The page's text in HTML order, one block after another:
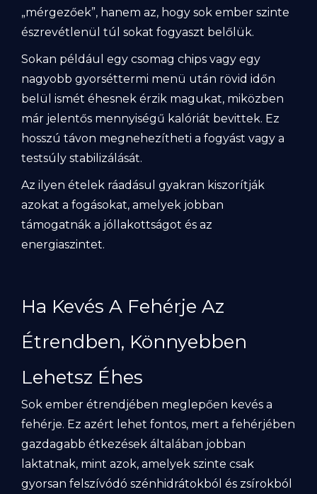
„mérgezőek”, hanem az, hogy sok ember szinte
észrevétlenül túl sokat fogyaszt belőlük.
Sokan például egy csomag chips vagy egy
nagyobb gyorséttermi menü után rövid időn
belül ismét éhesnek érzik magukat, miközben
már jelentős mennyiségű kalóriát bevittek. Ez
hosszú távon megnehezítheti a fogyást vagy a
testsúly stabilizálását.
Az ilyen ételek ráadásul gyakran kiszorítják
azokat a fogásokat, amelyek jobban
támogatnák a jóllakottságot és az
energiaszintet.
Ha Kevés A Fehérje Az
Étrendben, Könnyebben
Lehetsz Éhes
Sok ember étrendjében meglepően kevés a
fehérje. Ez azért lehet fontos, mert a fehérjében
gazdagabb étkezések általában jobban
laktatnak, mint azok, amelyek szinte csak
gyorsan felszívódó szénhidrátokból és zsírokból